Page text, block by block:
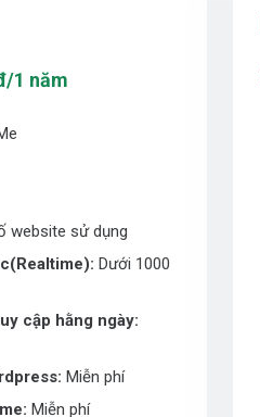
1 năm
website sử dụng
Dưới 1000
cập hằng ngày:
Miễn phí
Miễn phí